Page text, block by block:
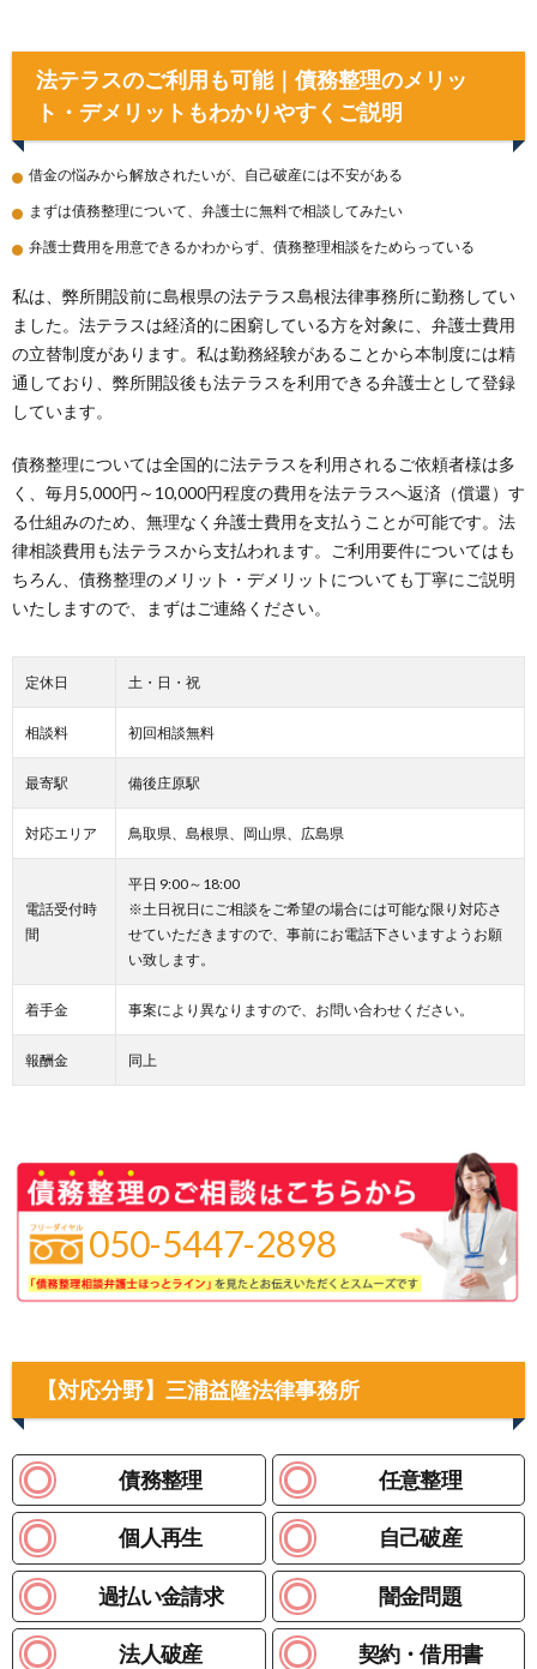
法テラスのご利用も可能｜債務整理のメリッ
ト・デメリットもわかりやすくご説明
借金の悩みから解放されたいが、自己破産には不安がある
まずは債務整理について、弁護士に無料で相談してみたい
弁護士費用を用意できるかわからず、債務整理相談をためらっている
私は、弊所開設前に島根県の法テラス島根法律事務所に勤務してい
ました。法テラスは経済的に困窮している方を対象に、弁護士費用
の立替制度があります。私は勤務経験があることから本制度には精
通しており、弊所開設後も法テラスを利用できる弁護士として登録
しています。
債務整理については全国的に法テラスを利用されるご依頼者様は多
く、毎月5,000円～10,000円程度の費用を法テラスへ返済（償還）す
る仕組みのため、無理なく弁護士費用を支払うことが可能です。法
律相談費用も法テラスから支払われます。ご利用要件についてはも
ちろん、債務整理のメリット・デメリットについても丁寧にご説明
いたしますので、まずはご連絡ください。
定休日 土・日・祝
相談料 初回相談無料
最寄駅 備後庄原駅
対応エリア 鳥取県、島根県、岡山県、広島県
電話受付時
間
平日 9:00～18:00
※土日祝日にご相談をご希望の場合には可能な限り対応さ
せていただきますので、事前にお電話下さいますようお願
い致します。
着手金 事案により異なりますので、お問い合わせください。
報酬金 同上
050-5447-2898
【対応分野】三浦益隆法律事務所
債務整理 任意整理
個人再生 自己破産
過払い金請求 闇金問題
法人破産 契約・借用書